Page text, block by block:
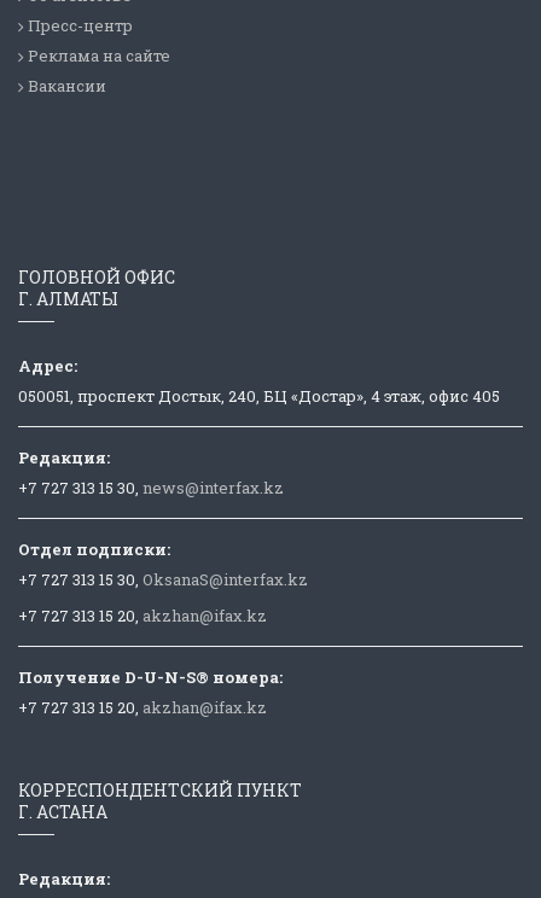
Пресс-центр
Реклама на сайте
Вакансии
ГОЛОВНОЙ ОФИС
Г. АЛМАТЫ
Адрес:
050051, проспект Достык, 240, БЦ «Достар», 4 этаж, офис 405
Редакция:
+7 727 313 15 30, news@interfax.kz
Отдел подписки:
+7 727 313 15 30, OksanaS@interfax.kz
+7 727 313 15 20, akzhan@ifax.kz
Получение D-U-N-S® номера:
+7 727 313 15 20, akzhan@ifax.kz
КОРРЕСПОНДЕНТСКИЙ ПУНКТ
Г. АСТАНА
Редакция: